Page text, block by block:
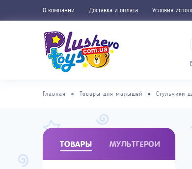
О компании Доставка и оплата Условия
Главная ● Товары для малышей ● Стульчики
ТОВАРЫ МУЛЬТГЕРОИ